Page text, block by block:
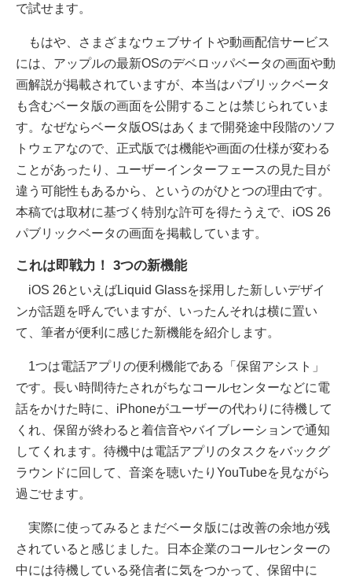
で試せます。
もはや、さまざまなウェブサイトや動画配信サービス
には、アップルの最新OSのデベロッパベータの画面や動
画解説が掲載されていますが、本当はパブリックベータ
も含むベータ版の画面を公開することは禁じられていま
す。なぜならベータ版OSはあくまで開発途中段階のソフ
トウェアなので、正式版では機能や画面の仕様が変わる
ことがあったり、ユーザーインターフェースの見た目が
違う可能性もあるから、というのがひとつの理由です。
本稿では取材に基づく特別な許可を得たうえで、iOS 26
パブリックベータの画面を掲載しています。
これは即戦力！ 3つの新機能
iOS 26といえばLiquid Glassを採用した新しいデザイ
ンが話題を呼んでいますが、いったんそれは横に置い
て、筆者が便利に感じた新機能を紹介します。
1つは電話アプリの便利機能である「保留アシスト」
です。長い時間待たされがちなコールセンターなどに電
話をかけた時に、iPhoneがユーザーの代わりに待機して
くれ、保留が終わると着信音やバイブレーションで通知
してくれます。待機中は電話アプリのタスクをバックグ
ラウンドに回して、音楽を聴いたりYouTubeを見ながら
過ごせます。
実際に使ってみるとまだベータ版には改善の余地が残
されていると感じました。日本企業のコールセンターの
中には待機している発信者に気をつかって、保留中に